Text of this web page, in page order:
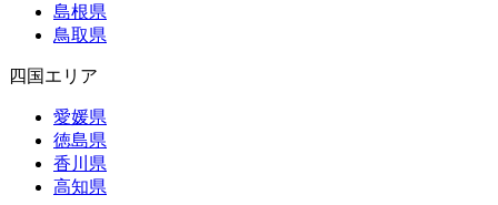
島根県
鳥取県
四国エリア
愛媛県
徳島県
香川県
高知県